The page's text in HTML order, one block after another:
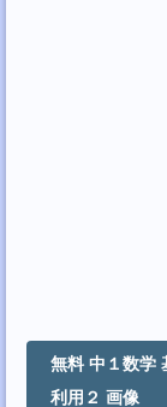
無料 中１数学
利用２ 画像